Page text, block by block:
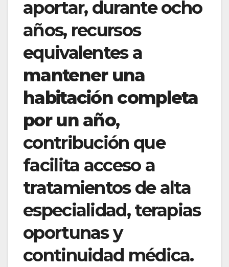
aportar, durante ocho
años, recursos
equivalentes a
mantener una
habitación completa
por un año,
contribución que
facilita acceso a
tratamientos de alta
especialidad, terapias
oportunas y
continuidad médica.